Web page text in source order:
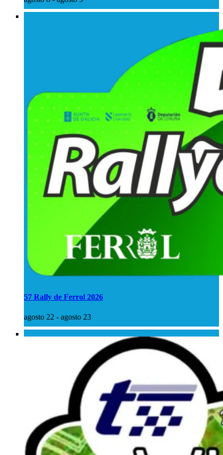
57 Rally de Ferrol 2026
agosto 22 - agosto 23